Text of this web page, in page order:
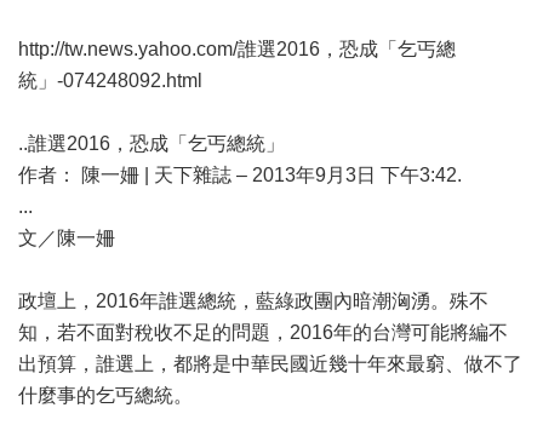
http://tw.news.yahoo.com/誰選2016，恐成「乞丐總
統」-074248092.html
..誰選2016，恐成「乞丐總統」
作者： 陳一姍 | 天下雜誌 – 2013年9月3日 下午3:42.
...
文／陳一姍
政壇上，2016年誰選總統，藍綠政團內暗潮洶湧。殊不
知，若不面對稅收不足的問題，2016年的台灣可能將編不
出預算，誰選上，都將是中華民國近幾十年來最窮、做不了
什麼事的乞丐總統。